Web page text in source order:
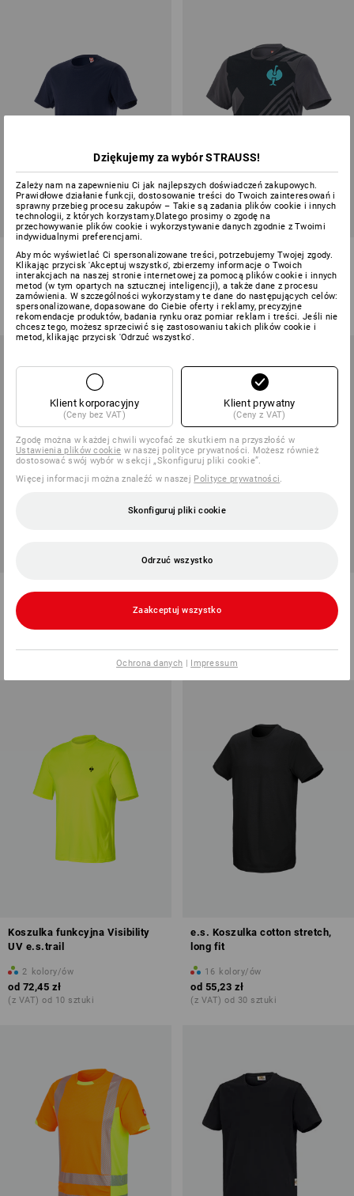
Koszulka e.s.industry
8 kolory/ów
od 44,16 zł
(z VAT) od 30 sztuki
Koszulka e.s.trail graphic
3 kolory/ów
od 99,51 zł
(z VAT) od 10 sztuki
7 kolory/ów
SALE -44%
Koszulka funkcyjna Visibility
UV e.s.trail
2 kolory/ów
od 72,45 zł
(z VAT) od 10 sztuki
e.s. Koszulka cotton stretch,
long fit
16 kolory/ów
od 55,23 zł
(z VAT) od 30 sztuki
Dziękujemy za wybór STRAUSS!
Zależy nam na zapewnieniu Ci jak najlepszych doświadczeń zakupowych.
Prawidłowe działanie funkcji, dostosowanie treści do Twoich zainteresowań i
sprawny przebieg procesu zakupów – Takie są zadania plików cookie i innych
technologii, z których korzystamy.Dlatego prosimy o zgodę na
przechowywanie plików cookie i wykorzystywanie danych zgodnie z Twoimi
indywidualnymi preferencjami.
Aby móc wyświetlać Ci spersonalizowane treści, potrzebujemy Twojej zgody.
Klikając przycisk 'Akceptuj wszystko', zbierzemy informacje o Twoich
interakcjach na naszej stronie internetowej za pomocą plików cookie i innych
metod (w tym opartych na sztucznej inteligencji), a także dane z procesu
zamówienia. W szczególności wykorzystamy te dane do następujących celów:
spersonalizowane, dopasowane do Ciebie oferty i reklamy, precyzyjne
rekomendacje produktów, badania rynku oraz pomiar reklam i treści. Jeśli nie
chcesz tego, możesz sprzeciwić się zastosowaniu takich plików cookie i
metod, klikając przycisk 'Odrzuć wszystko'.
Klient korporacyjny
(Ceny bez VAT)
Klient prywatny
(Ceny z VAT)
Zgodę można w każdej chwili wycofać ze skutkiem na przyszłość w
Ustawienia plików cookie w naszej polityce prywatności. Możesz również
dostosować swój wybór w sekcji „Skonfiguruj pliki cookie”.
Więcej informacji można znaleźć w naszej Polityce prywatności
Skonfiguruj pliki cookie
Odrzuć wszystko
Zaakceptuj wszystko
Ochrona danych | Impressum